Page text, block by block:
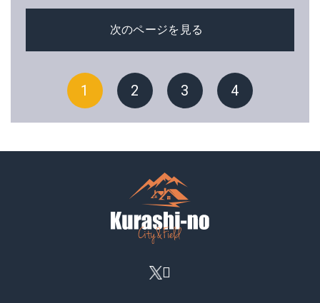
次のページを見る
1 2 3 4